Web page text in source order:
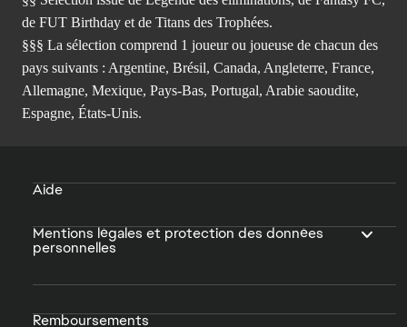
de FUT Birthday et de Titans des Trophées.
§§§ La sélection comprend 1 joueur ou joueuse de chacun des
pays suivants : Argentine, Brésil, Canada, Angleterre, France,
Allemagne, Mexique, Pays-Bas, Portugal, Arabie saoudite,
Espagne, États-Unis.
Aide
Mentions légales et protection des données
personnelles
Remboursements